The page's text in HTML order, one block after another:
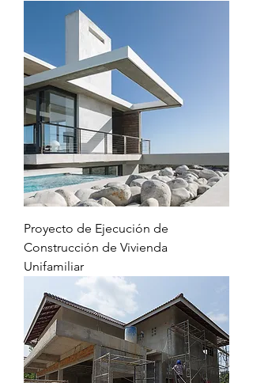
Proyecto de Ejecución de
Construcción de Vivienda
Unifamiliar